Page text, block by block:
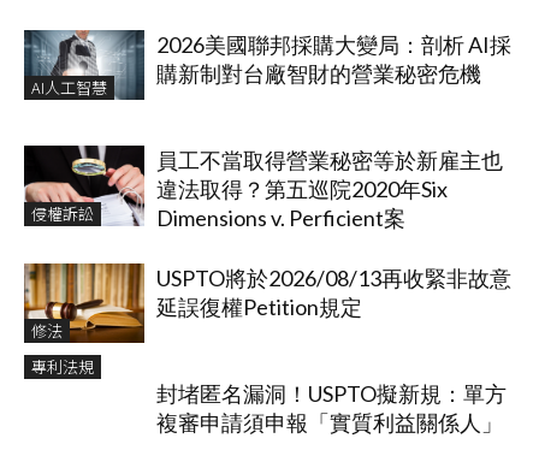
AI人工智慧
2026美國聯邦採購大變局：剖析 AI採
購新制對台廠智財的營業秘密危機
侵權訴訟
員工不當取得營業秘密等於新雇主也
違法取得？第五巡院2020年Six
Dimensions v. Perficient案
修法
USPTO將於2026/08/13再收緊非故意
延誤復權Petition規定
專利法規
封堵匿名漏洞！USPTO擬新規：單方
複審申請須申報「實質利益關係人」